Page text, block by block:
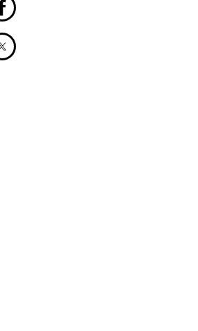
Partager cet article sur Facebook
Partager cet article sur X